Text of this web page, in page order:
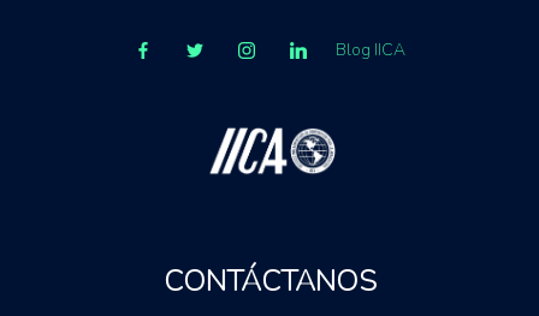
Blog IICA
CONTÁCTANOS